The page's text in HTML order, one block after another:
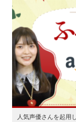
人気声優さんを起用